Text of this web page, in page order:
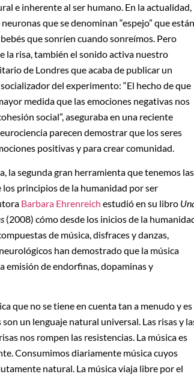
e inherente al ser humano. En la actualidad,
que se denominan “espejo” que están
que sonríen cuando sonreímos. Pero
la risa, también el sonido activa nuestro
de Londres que acaba de publicar un
del experimento: “El hecho de que
medida que las emociones negativas nos
social”, aseguraba en una reciente
parecen demostrar que los seres
positivas y para crear comunidad.
la segunda gran herramienta que tenemos las
los principios de la humanidad por ser
Barbara Ehrenreich estudió en su libro
(2008) cómo desde los inicios de la
de música, disfraces y danzas,
han demostrado que la música
emisión de endorfinas, dopaminas y
que no se tiene en cuenta tan a menudo y es
un lenguaje natural universal. Las risas y
nos rompen las resistencias. La música es
Consumimos diariamente música cuyos
natural. La música viaja libre por el